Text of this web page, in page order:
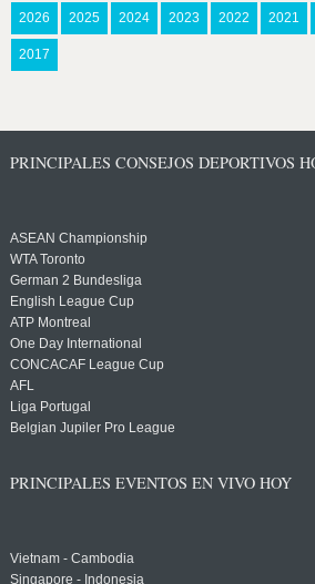
2026 2025 2024 2023 2022 2021
2017
PRINCIPALES CONSEJOS DEPORTIVOS
ASEAN Championship
WTA Toronto
German 2 Bundesliga
English League Cup
ATP Montreal
One Day International
CONCACAF League Cup
AFL
Liga Portugal
Belgian Jupiler Pro League
PRINCIPALES EVENTOS EN VIVO HOY
Vietnam - Cambodia
Singapore - Indonesia